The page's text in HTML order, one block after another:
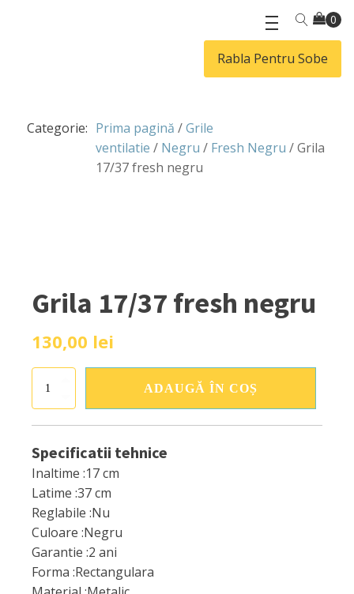
Rabla Pentru Sobe
Categorie: Prima pagină /Grile
ventilatie / Negru / Fresh Negru / Grila
17/37 fresh negru
Grila 17/37 fresh negru
130,00 lei
17/37
fresh
ADAUGĂ ÎN COȘ
Specificatii tehnice
Inaltime :17 cm
Latime :37 cm
Reglabile :Nu
Culoare :Negru
Garantie :2 ani
Forma :Rectangulara